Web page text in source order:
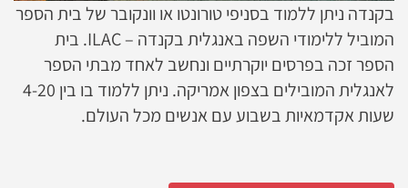
בקנדה ניתן ללמוד בסניפי טורונטו או וונקובר של בית הספר
המוביל ללימודי השפה באנגלית בקנדה – ILAC. בית
הספר זכה בפרסים יוקרתיים ונחשב לאחד מבתי הספר
לאנגלית המובילים בצפון אמריקה. ניתן ללמוד בו בין 4-20
שעות אקדמאיות בשבוע עם אנשים מכל העולם.